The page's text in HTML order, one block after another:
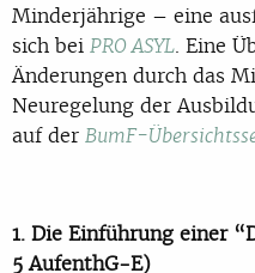
Minderjährige – eine
sich bei PRO ASYL. Eine
Änderungen durch das
Neuregelung der
auf der BumF-
1. Die Einführung einer
5 AufenthG-E)